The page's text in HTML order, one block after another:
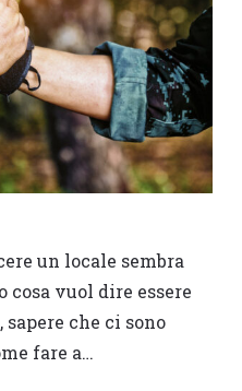
un locale sembra
cosa vuol dire essere
che ci sono
fare a…